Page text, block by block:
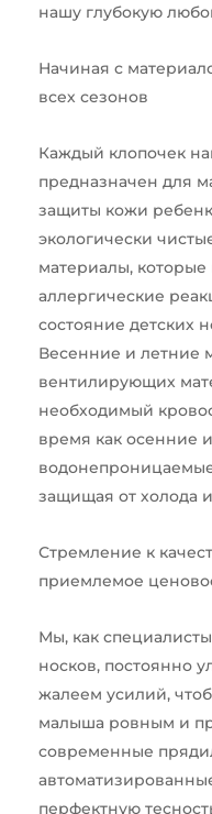
нашу глубокую
Начиная с
всех сезонов
Каждый клопочек
предназначен для
защиты кожи
экологически
материалы,
аллергические
состояние детских
Весенние и летние
вентилирующих
необходимый
время как осенние
защищая от холода
Стремление к
приемлемое
Мы, как
носков, постоянно
жалеем усилий,
малыша ровным и
современные
перфектную